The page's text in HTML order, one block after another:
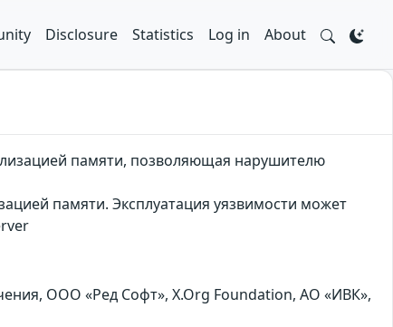
Disclosure Statistics Log in About
памяти, позволяющая нарушителю
памяти. Эксплуатация уязвимости может
ООО «Ред Софт», X.Org Foundation, АО «ИВК»,